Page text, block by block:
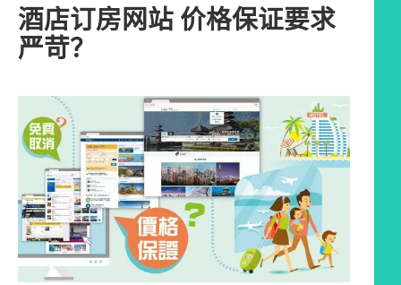
酒店订房网站 价格保证要求
严苛？